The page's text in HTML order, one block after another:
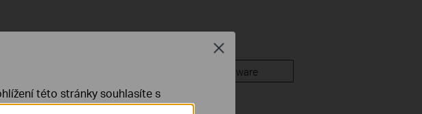
Firmware
této stránky souhlasíte s
Close